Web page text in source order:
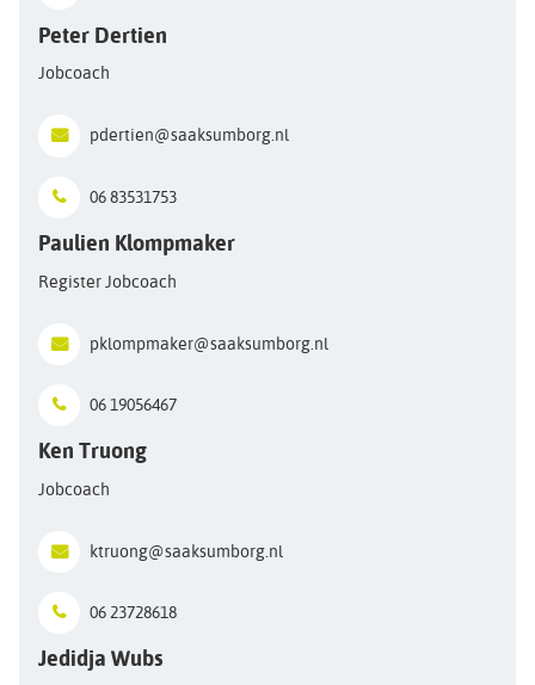
Peter Dertien
Jobcoach
pdertien@saaksumborg.nl
06 83531753
Paulien Klompmaker
Register Jobcoach
pklompmaker@saaksumborg.nl
06 19056467
Ken Truong
Jobcoach
ktruong@saaksumborg.nl
06 23728618
Jedidja Wubs